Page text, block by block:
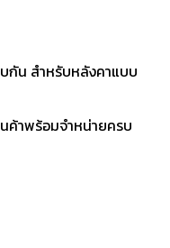
กัน สำหรับหลังคาแบบ
ค้าพร้อมจำหน่ายครบ